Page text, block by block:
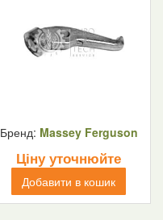
Бренд: Massey Ferguson
Ціну уточнюйте
Добавити в кошик